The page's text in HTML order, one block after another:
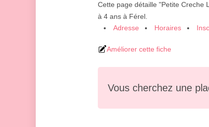
Cette page détaille "Petite Creche
à 4 ans à Férel.
Adresse
Horaires
Améliorer cette fiche
Vous cherchez une